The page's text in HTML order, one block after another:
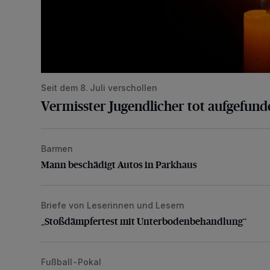
Seit dem 8. Juli verschollen
Vermisster Jugendlicher tot
Mann beschädigt Autos in Parkhaus
Barmen
Mann beschädigt Autos in Parkhaus
„Stoßdämpfertest mit Unterbodenbehandlung“
Briefe von Leserinnen und Lesern
„Stoßdämpfertest mit Unterbodenbehandlung“
WSV: Übertragung im Barmer Bahnhof und klare
Fußball-Pokal